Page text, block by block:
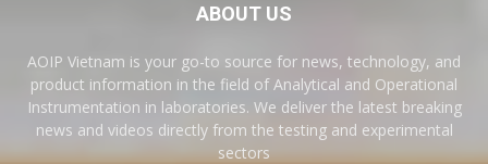
ABOUT US
AOIP Vietnam is your go-to source for news, technology, and
product information in the field of Analytical and Operational
Instrumentation in laboratories. We deliver the latest breaking
news and videos directly from the testing and experimental
sectors